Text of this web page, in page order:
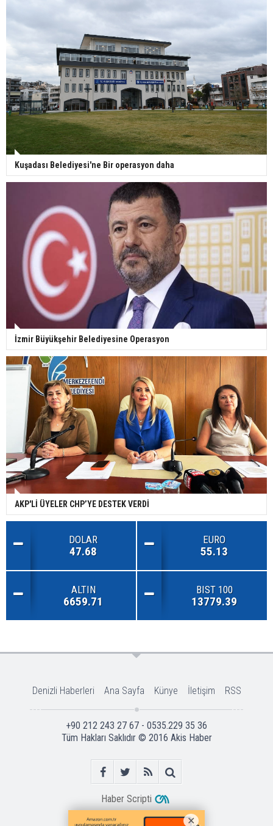
Kuşadası Belediyesi'ne Bir operasyon daha
İzmir Büyükşehir Belediyesine Operasyon
AKP'Lİ ÜYELER CHP’YE DESTEK VERDİ
DOLAR
47.68
EURO
55.13
ALTIN
6659.71
BIST 100
13779.39
Denizli Haberleri Ana Sayfa Künye İletişim RSS
+90 212 243 27 67 - 0535.229 35 36
Tüm Hakları Saklıdır © 2016 Akis Haber
Haber Scripti